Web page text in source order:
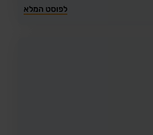
לפוסט המלא